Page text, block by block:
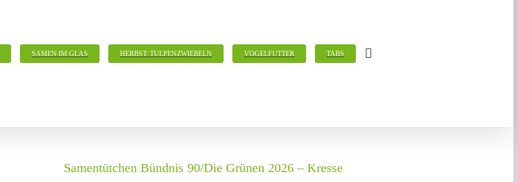
SAMEN IM GLAS HERBST: TULPENZWIEBELN VOGELFUTTER TABS
Samentütchen Bündnis 90/Die Grünen 2026 – Kresse